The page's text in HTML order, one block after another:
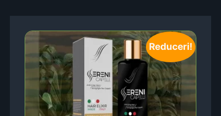
Reduceri!